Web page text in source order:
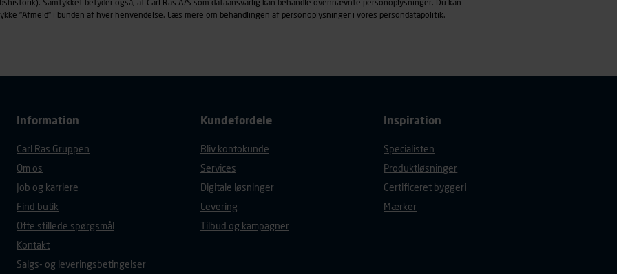
browsertype, søgeord, IP-adresse, informationer om enhedstype (computer,
Samtykket betyder også, at Carl Ras A/S som dataansvarlig kan behandle ovennævnte personoplysninger. Du kan
"Afmeld" i bunden af hver henvendelse. Læs mere om behandlingen af personoplysninger i vores persondatapolitik.
Information
Carl Ras Gruppen
Om os
Job og karriere
Find butik
Ofte stillede spørgsmål
Kontakt
Salgs- og leveringsbetingelser
Kundefordele
Bliv kontokunde
Services
Digitale løsninger
Levering
Tilbud og kampagner
Inspiration
Specialisten
Produktløsninger
Certificeret byggeri
Mærker